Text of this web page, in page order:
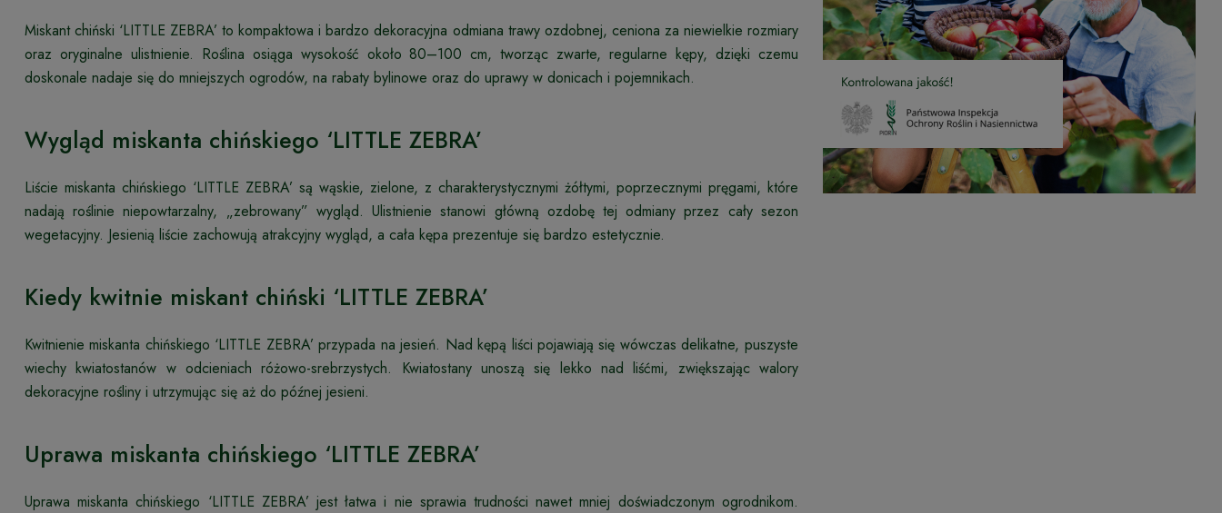
Miskant chiński ‘LITTLE ZEBRA’ to kompaktowa i bardzo dekoracyjna odmiana trawy ozdobnej, ceniona za niewielkie rozmiary
oraz oryginalne ulistnienie. Roślina osiąga wysokość około 80–100 cm, tworząc zwarte, regularne kępy, dzięki czemu
doskonale nadaje się do mniejszych ogrodów, na rabaty bylinowe oraz do uprawy w donicach i pojemnikach.
Wygląd miskanta chińskiego ‘LITTLE ZEBRA’
Liście miskanta chińskiego ‘LITTLE ZEBRA’ są wąskie, zielone, z charakterystycznymi żółtymi, poprzecznymi pręgami, które
nadają roślinie niepowtarzalny, „zebrowany” wygląd. Ulistnienie stanowi główną ozdobę tej odmiany przez cały sezon
wegetacyjny. Jesienią liście zachowują atrakcyjny wygląd, a cała kępa prezentuje się bardzo estetycznie.
Kiedy kwitnie miskant chiński ‘LITTLE ZEBRA’
Kwitnienie miskanta chińskiego ‘LITTLE ZEBRA’ przypada na jesień. Nad kępą liści pojawiają się wówczas delikatne, puszyste
wiechy kwiatostanów w odcieniach różowo-srebrzystych. Kwiatostany unoszą się lekko nad liśćmi, zwiększając walory
dekoracyjne rośliny i utrzymując się aż do późnej jesieni.
Uprawa miskanta chińskiego ‘LITTLE ZEBRA’
Uprawa miskanta chińskiego ‘LITTLE ZEBRA’ jest łatwa i nie sprawia trudności nawet mniej doświadczonym ogrodnikom.